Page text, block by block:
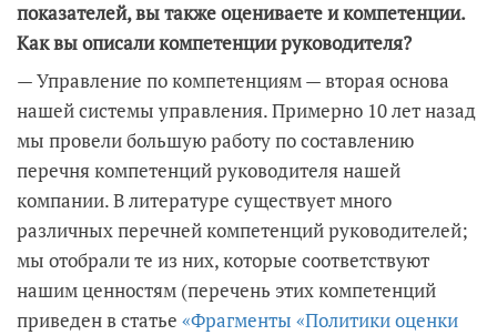
показателей, вы также оцениваете и компетенции.
Как вы описали компетенции руководителя?
— Управление по компетенциям — вторая основа
нашей системы управления. Примерно 10 лет назад
мы провели большую работу по составлению
перечня компетенций руководителя нашей
компании. В литературе существует много
различных перечней компетенций руководителей;
мы отобрали те из них, которые соответствуют
нашим ценностям (перечень этих компетенций
приведен в статье «Фрагменты «Политики оценки